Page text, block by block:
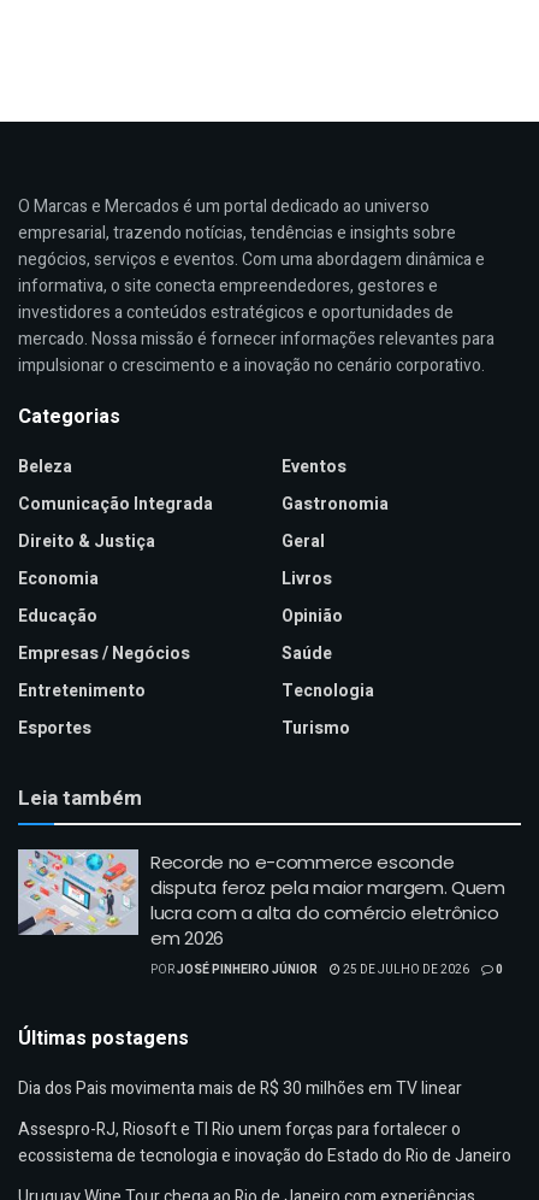
O Marcas e Mercados é um portal dedicado ao universo
empresarial, trazendo notícias, tendências e insights sobre
negócios, serviços e eventos. Com uma abordagem dinâmica e
informativa, o site conecta empreendedores, gestores e
investidores a conteúdos estratégicos e oportunidades de
mercado. Nossa missão é fornecer informações relevantes para
impulsionar o crescimento e a inovação no cenário corporativo.
Categorias
Beleza
Comunicação Integrada
Direito & Justiça
Economia
Educação
Empresas / Negócios
Entretenimento
Esportes
Eventos
Gastronomia
Geral
Livros
Opinião
Saúde
Tecnologia
Turismo
Leia também
Recorde no e-commerce esconde
disputa feroz pela maior margem. Quem
lucra com a alta do comércio eletrônico
em 2026
PORJOSÉ PINHEIRO JÚNIOR 25 DE JULHO DE 2026 0
Últimas postagens
Dia dos Pais movimenta mais de R$ 30 milhões em TV linear
Assespro-RJ, Riosoft e TI Rio unem forças para fortalecer o
ecossistema de tecnologia e inovação do Estado do Rio de Janeiro